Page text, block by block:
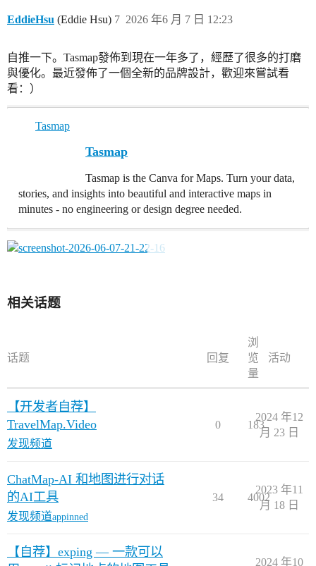
EddieHsu (Eddie Hsu) 2026 年6 月 7 日 12:23
7
自推一下。Tasmap發佈到現在一年多了，經歷了很多的打磨
與優化。最近發佈了一個全新的品牌設計，歡迎來嘗試看
看：）
Tasmap
Tasmap
Tasmap is the Canva for Maps. Turn your data,
stories, and insights into beautiful and interactive maps in
minutes - no engineering or design degree needed.
相关话题
话题 回复
浏
览
量
活动
【开发者自荐】
TravelMap.Video
发现频道
0 183
2024 年12
月 23 日
ChatMap-AI 和地图进行对话
的AI工具
发现频道appinned
34 4002
2023 年11
月 18 日
【自荐】exping — 一款可以
2024 年10